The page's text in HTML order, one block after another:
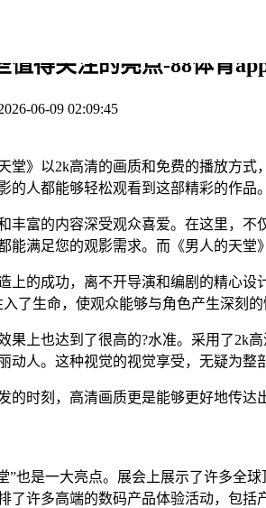
值得关注的亮点-88体育
06-09 02:09:45
堂》以2k高清的画质和免费的播放方
的人都能够轻松观看到这部精彩的作
丰富的内容深受观众喜爱。在这里，
能满足您的观影需求。而《男人的天
上的成功，离不开导演和编剧的精心
了生命，使观众能够与角色产生深刻的
果上也达到了很高的?水准。采用了2k
动人。这种视觉的视觉享受，无疑为整
的时刻，高清画质更是能够更好地传达
”也是一大亮点。展会上展示了许多全
了许多高端的数码产品体验活动，包